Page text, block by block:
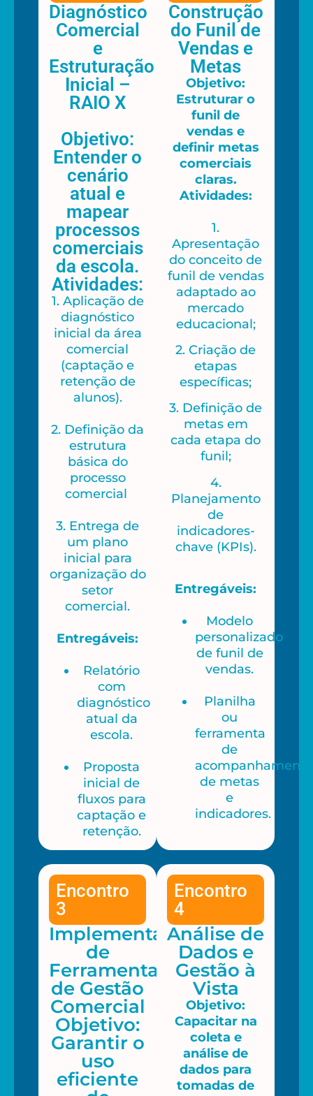
Diagnóstico
Comercial
e
Estruturação
Inicial –
RAIO X
Objetivo:
Entender o
cenário
atual e
mapear
processos
comerciais
da escola.
Atividades:
1. Aplicação de
diagnóstico
inicial da área
comercial
(captação e
retenção de
alunos).
2. Definição da
estrutura
básica do
processo
comercial
3. Entrega de
um plano
inicial para
organização do
setor
comercial.
Entregáveis:
Relatório
com
diagnóstico
atual da
escola.
Proposta
inicial de
fluxos para
captação e
retenção.
Construção
do Funil de
Vendas e
Metas
Objetivo:
Estruturar o
funil de
vendas e
definir metas
comerciais
claras.
Atividades:
1.
Apresentação
do conceito de
funil de vendas
adaptado ao
mercado
educacional;
2. Criação de
etapas
específicas;
3. Definição de
metas em
cada etapa do
funil;
4.
Planejamento
de
indicadores-
chave (KPIs).
Entregáveis:
Modelo
personalizado
de funil de
vendas.
Planilha
ou
ferramenta
de
acompanhamento
de metas
e
indicadores.
Encontro
3
Implementação
de
Ferramentas
de Gestão
Comercial
Objetivo:
Garantir o
uso
eficiente
Encontro
4
Análise de
Dados e
Gestão à
Vista
Objetivo:
Capacitar na
coleta e
análise de
dados para
tomadas de